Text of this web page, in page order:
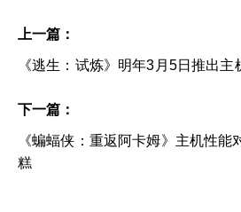
上一篇：
《逃生：试炼》明年3月5日推出主
下一篇：
《蝙蝠侠：重返阿卡姆》主机性能
糕